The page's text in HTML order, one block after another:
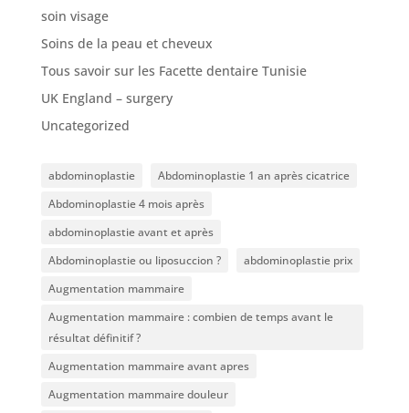
soin visage
Soins de la peau et cheveux
Tous savoir sur les Facette dentaire Tunisie
UK England – surgery
Uncategorized
abdominoplastie
Abdominoplastie 1 an après cicatrice
Abdominoplastie 4 mois après
abdominoplastie avant et après
Abdominoplastie ou liposuccion ?
abdominoplastie prix
Augmentation mammaire
Augmentation mammaire : combien de temps avant le
résultat définitif ?
Augmentation mammaire avant apres
Augmentation mammaire douleur